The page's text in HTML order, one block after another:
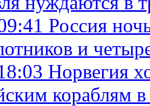
Россия
и
Норвегия
кораблям